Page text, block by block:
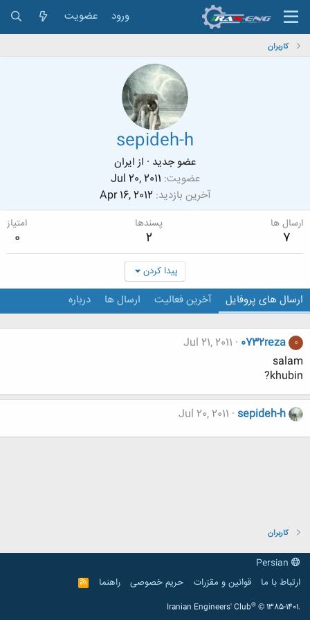
ورود عضویت
کاربران
sepideh-h
عضو جدید · از ایران
عضویت Jul 20, 2011
آخرین بازدید Apr 16, 2012
ارسال ها
7
پسندها
2
امتیاز
0
پیدا کردن
ارسال های پروفایل آخرین فعالیت ارسال ها درباره
0
0732reza
Jul 21, 2011
salam
khubin?
sepideh-h
Jul 20, 2011
کاربران
ارتباط با ما
قوانین و مقرّرات حریم خصوصی راهنما
R
S
Iranian Engineers' Club® © 1385-1401.